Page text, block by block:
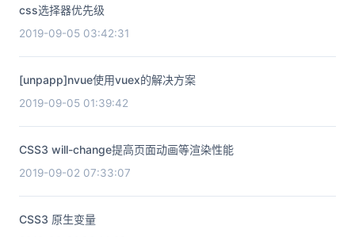
css选择器优先级
2019-09-05 03:42:31
[unpapp]nvue使用vuex的解决方案
2019-09-05 01:39:42
CSS3 will-change提高页面动画等渲染性能
2019-09-02 07:33:07
CSS3 原生变量